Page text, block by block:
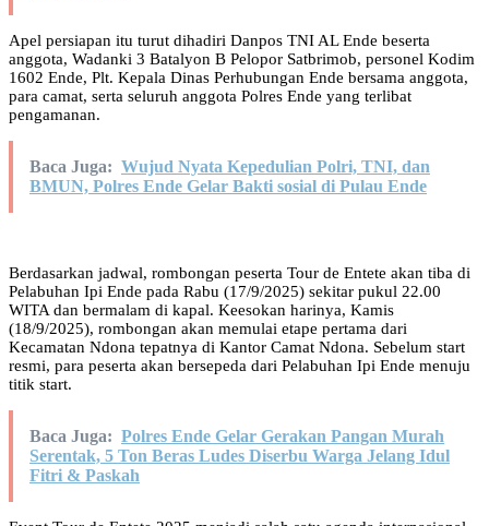
Apel persiapan itu turut dihadiri Danpos TNI AL Ende beserta
anggota, Wadanki 3 Batalyon B Pelopor Satbrimob, personel Kodim
1602 Ende, Plt. Kepala Dinas Perhubungan Ende bersama anggota,
para camat, serta seluruh anggota Polres Ende yang terlibat
pengamanan.
Baca Juga: Wujud Nyata Kepedulian Polri, TNI, dan
BMUN, Polres Ende Gelar Bakti sosial di Pulau Ende
Berdasarkan jadwal, rombongan peserta Tour de Entete akan tiba di
Pelabuhan Ipi Ende pada Rabu (17/9/2025) sekitar pukul 22.00
WITA dan bermalam di kapal. Keesokan harinya, Kamis
(18/9/2025), rombongan akan memulai etape pertama dari
Kecamatan Ndona tepatnya di Kantor Camat Ndona. Sebelum start
resmi, para peserta akan bersepeda dari Pelabuhan Ipi Ende menuju
titik start.
Baca Juga: ​Polres Ende Gelar Gerakan Pangan Murah
Serentak, 5 Ton Beras Ludes Diserbu Warga Jelang Idul
Fitri & Paskah